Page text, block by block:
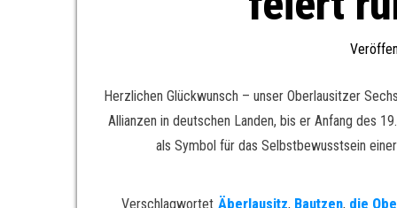
Herzlichen Glückwunsch – unser Oberlausitzer
Allianzen in deutschen Landen, bis er Anfang des
als Symbol für das Selbstbewusstsein
Verschlagwortet Äberlausitz, Bautzen, die